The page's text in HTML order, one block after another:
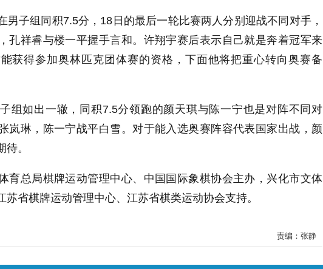
子组同积7.5分，18日的最后一轮比赛两人分别迎战不同对手，
孔祥睿与楼一平握手言和。许翔宇赛后表示自己就是奔着冠军来
获得参加奥林匹克团体赛的资格，下面他将把重心转向奥赛备
如出一辙，同积7.5分领跑的颜天琪与陈一宁也是对阵不同对
岚琳，陈一宁战平白雪。对于能入选奥赛阵容代表国家出战，颜
。
总局棋牌运动管理中心、中国国际象棋协会主办，兴化市文体
苏省棋牌运动管理中心、江苏省棋类运动协会支持。
责编：张静